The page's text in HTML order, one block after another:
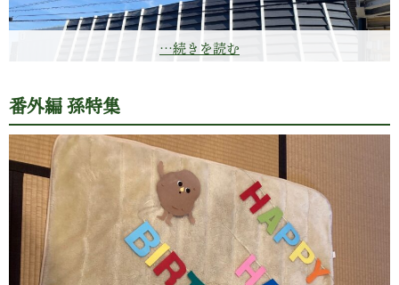
もちろん茶畑もからっから。 昨年植えた幼園も一部に落葉が
今回から会場は巨大なポートメッセ名古屋になりました。
開催時期も11月から3月へ。 茶農家にとってはすでに農繁期に
片足突っ込んだ時期!!
…続きを読む
番外編 孫特集